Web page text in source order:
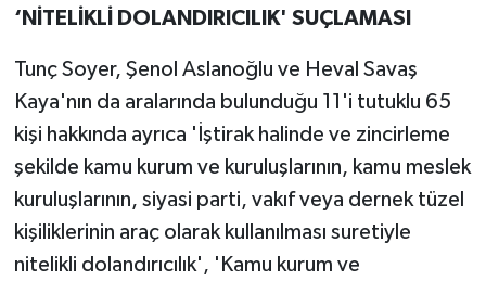
‘NİTELİKLİ DOLANDIRICILIK' SUÇLAMASI
Tunç Soyer, Şenol Aslanoğlu ve Heval Savaş
Kaya'nın da aralarında bulunduğu 11'i tutuklu 65
kişi hakkında ayrıca 'İştirak halinde ve zincirleme
şekilde kamu kurum ve kuruluşlarının, kamu meslek
kuruluşlarının, siyasi parti, vakıf veya dernek tüzel
kişiliklerinin araç olarak kullanılması suretiyle
nitelikli dolandırıcılık', 'Kamu kurum ve